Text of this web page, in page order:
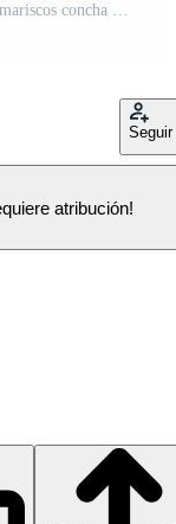
insignia de etiqueta retro vintage clásica para mariscos concha marina perla ostra concha de vieira ostra berberecho almeja mejillón logotipo inspiración de diseño de restaurante Vector Pro
Seguir
atribución!